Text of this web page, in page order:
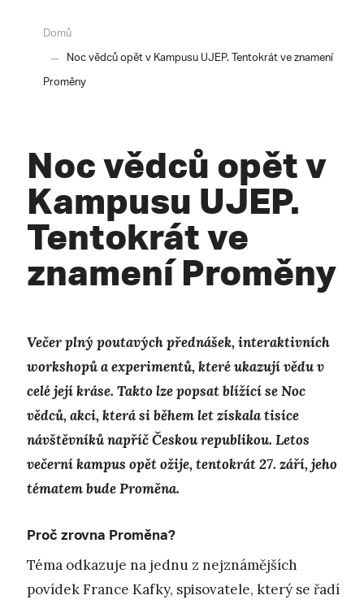
Domů
Noc vědců opět v Kampusu UJEP. Tentokrát ve znamení
Proměny
Noc vědců opět v
Kampusu UJEP.
Tentokrát ve
znamení Proměny
Večer plný poutavých přednášek, interaktivních
workshopů a experimentů, které ukazují vědu v
celé její kráse. Takto lze popsat blížící se Noc
vědců, akci, která si během let získala tisíce
návštěvníků napříč Českou republikou. Letos
večerní kampus opět ožije, tentokrát 27. září, jeho
tématem bude Proměna.
Proč zrovna Proměna?
Téma odkazuje na jednu z nejznámějších
povídek France Kafky, spisovatele, který se řadí